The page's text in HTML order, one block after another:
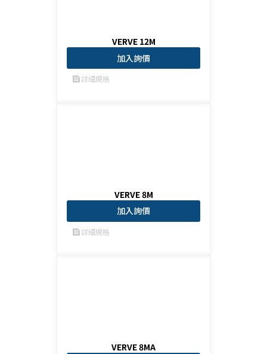
VERVE 12M
加入詢價
feed詳細規格
VERVE 8M
加入詢價
feed詳細規格
VERVE 8MA